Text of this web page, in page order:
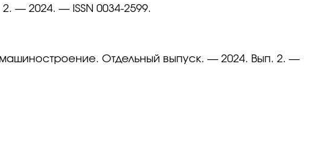
— 2024. — ISSN 0034-2599.
Отдельный выпуск. — 2024. Вып. 2. —